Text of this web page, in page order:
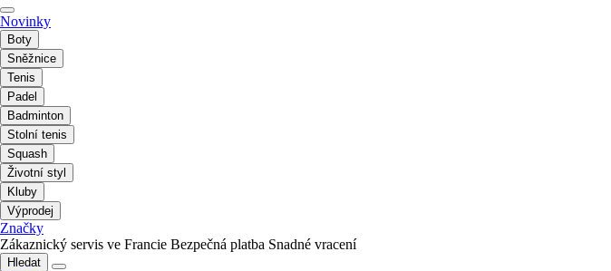
Novinky
Boty
Sněžnice
Tenis
Padel
Badminton
Stolní tenis
Squash
Životní styl
Kluby
Výprodej
Značky
Zákaznický servis ve Francie Bezpečná platba Snadné vracení
Hledat